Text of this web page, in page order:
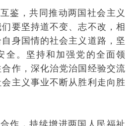
鉴，共同推动两国社会主义
要坚持道不变、志不改，相
身国情的社会主义道路，坚
全。坚持和加强党的全面领
作，深化治党治国经验交流
主义事业不断从胜利走向胜
作，持续增进两国人民福祉